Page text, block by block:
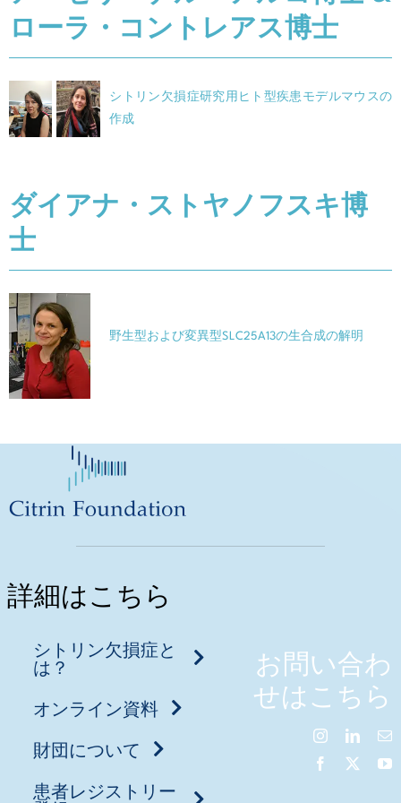
ローラ・コントレアス博士
シトリン欠損症研究用ヒト型疾患モデルマウスの
作成
ダイアナ・ストヤノフスキ博
士
野生型および変異型SLC25A13の生合成の解明
詳細はこちら
シトリン欠損症と
は？
オンライン資料
財団について
患者レジストリー
お問い合わ
せはこちら